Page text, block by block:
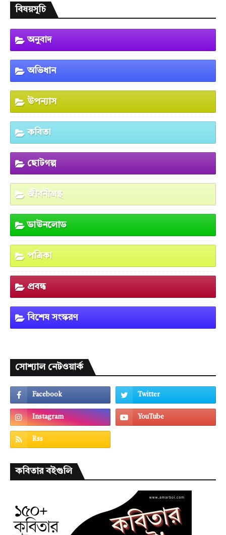
বিষয়সূচি
অনুবাদ
অভিধান
উপন্যাস
কবিতা
ছোটগল্প
জীবনীগ্রন্থ
ডাউনলোড
পত্রিকা
প্রবন্ধ
বিশেষ সংস্করণ
সোশ্যাল নেটওয়ার্ক
কবিতার বইগুলি